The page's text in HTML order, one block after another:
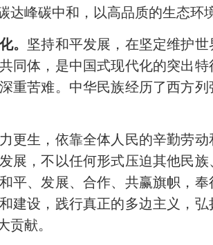
峰碳中和，以高品质的生态环
。 坚持和平发展，在坚定维护
同体，是中国式现代化的突出
重苦难。中华民族经历了西方
生，依靠全体人民的辛勤劳动
展，不以任何形式压迫其他民
平、发展、合作、共赢旗帜，
建设，践行真正的多边主义，
贡献。